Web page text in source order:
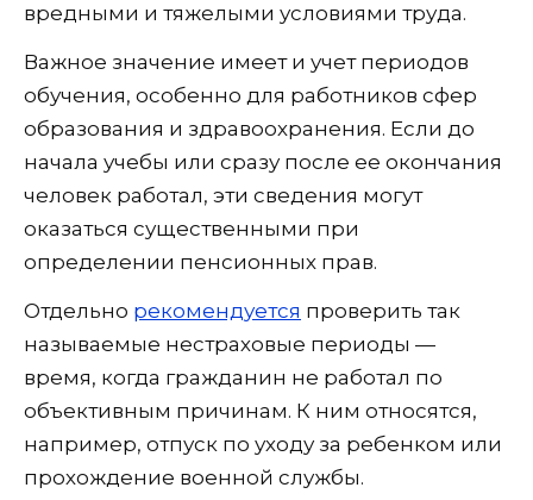
вредными и тяжелыми условиями труда.
Важное значение имеет и учет периодов
обучения, особенно для работников сфер
образования и здравоохранения. Если до
начала учебы или сразу после ее окончания
человек работал, эти сведения могут
оказаться существенными при
определении пенсионных прав.
Отдельно рекомендуется проверить так
называемые нестраховые периоды —
время, когда гражданин не работал по
объективным причинам. К ним относятся,
например, отпуск по уходу за ребенком или
прохождение военной службы.